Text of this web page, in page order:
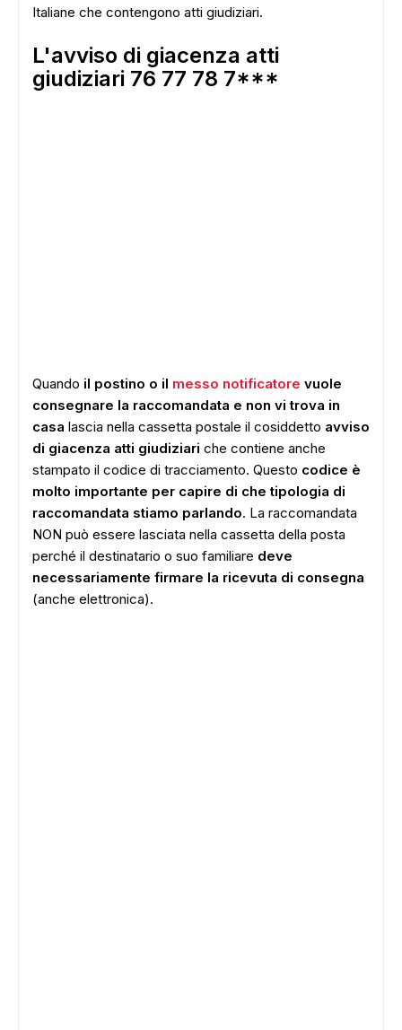
Italiane che contengono atti giudiziari.
L'avviso di giacenza atti
giudiziari 76 77 78 7***
Quando il postino o il messo notificatore vuole
consegnare la raccomandata e non vi trova in
casa lascia nella cassetta postale il cosiddetto avviso
di giacenza atti giudiziari che contiene anche
stampato il codice di tracciamento. Questo codice è
molto importante per capire di che tipologia di
raccomandata stiamo parlando. La raccomandata
NON può essere lasciata nella cassetta della posta
perché il destinatario o suo familiare deve
necessariamente firmare la ricevuta di consegna
(anche elettronica).